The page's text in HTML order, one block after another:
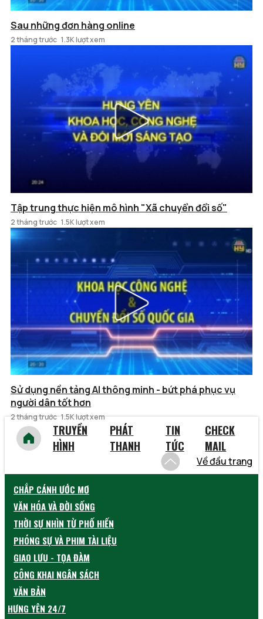
Sau những đơn hàng online
2 tháng trước 1.3K lượt xem
Tập trung thực hiện mô hình "Xã chuyển đổi số"
2 tháng trước 1.5K lượt xem
Sử dụng nền tảng AI thông minh - bứt phá phục vụ
người dân tốt hơn
2 tháng trước 1.5K lượt xem
TRUYỀN
HÌNH
PHÁT
THANH
TIN
TỨC
CHECK
MAIL
Về đầu trang
CHẮP CÁNH ƯỚC MƠ
VĂN HÓA VÀ ĐỜI SỐNG
THỜI SỰ NHÌN TỪ PHỐ HIẾN
PHÓNG SỰ VÀ PHIM TÀI LIỆU
GIAO LƯU - TỌA ĐÀM
CÔNG KHAI NGÂN SÁCH
VĂN BẢN
HƯNG YÊN 24/7